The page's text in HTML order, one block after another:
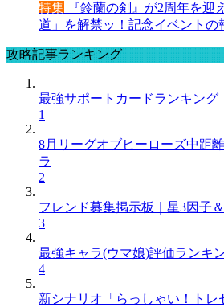
特集 『鈴蘭の剣』が2周年を迎
道」を解禁ッ！記念イベントの
攻略記事ランキング
最強サポートカードランキング
1
8月リーグオブヒーローズ中距
ラ
2
フレンド募集掲示板｜星3因子
3
最強キャラ(ウマ娘)評価ランキ
4
新シナリオ「らっしゃい！トレ